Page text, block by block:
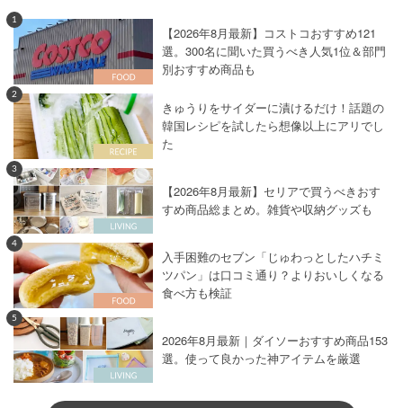
1
【2026年8月最新】コストコおすすめ121
選。300名に聞いた買うべき人気1位＆部門
別おすすめ商品も
2
きゅうりをサイダーに漬けるだけ！話題の
韓国レシピを試したら想像以上にアリでし
た
3
【2026年8月最新】セリアで買うべきおす
すめ商品総まとめ。雑貨や収納グッズも
4
入手困難のセブン「じゅわっとしたハチミ
ツパン」は口コミ通り？よりおいしくなる
食べ方も検証
5
2026年8月最新｜ダイソーおすすめ商品153
選。使って良かった神アイテムを厳選